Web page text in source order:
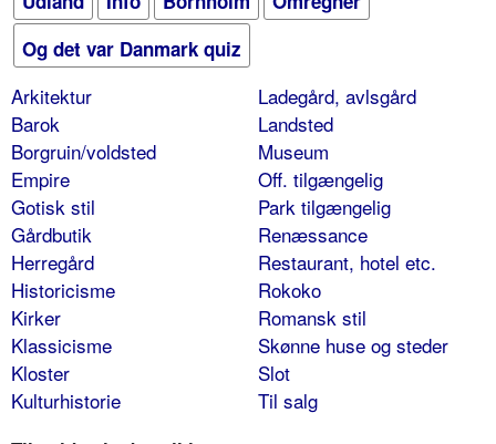
Og det var Danmark quiz
Arkitektur
Barok
Borgruin/voldsted
Empire
Gotisk stil
Gårdbutik
Herregård
Historicisme
Kirker
Klassicisme
Kloster
Kulturhistorie
Ladegård, avlsgård
Landsted
Museum
Off. tilgængelig
Park tilgængelig
Renæssance
Restaurant, hotel etc.
Rokoko
Romansk stil
Skønne huse og steder
Slot
Til salg